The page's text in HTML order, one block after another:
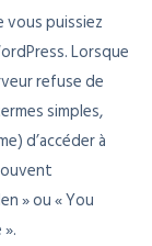
vous puissiez
Lorsque
refuse de
simples,
d’accéder à
» ou « You